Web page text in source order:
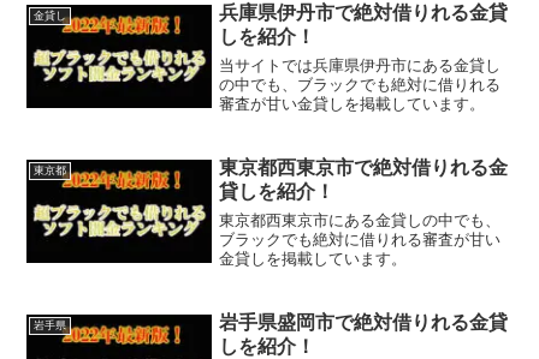
金貸し
兵庫県伊丹市で絶対借りれる金貸
しを紹介！
当サイトでは兵庫県伊丹市にある金貸し
の中でも、ブラックでも絶対に借りれる
審査が甘い金貸しを掲載しています。
東京都
東京都西東京市で絶対借りれる金
貸しを紹介！
東京都西東京市にある金貸しの中でも、
ブラックでも絶対に借りれる審査が甘い
金貸しを掲載しています。
岩手県
岩手県盛岡市で絶対借りれる金貸
しを紹介！